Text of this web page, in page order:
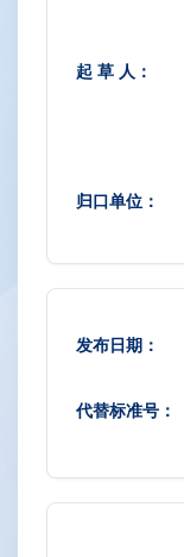
起 草 人：
归口单位：
发布日期：
代替标准号：